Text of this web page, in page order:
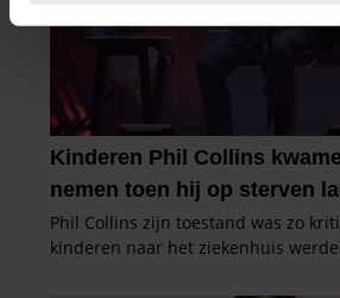
intrekken in de Cookieverklaring.
personaliseren, om functies voor
en om ons websiteverkeer te
informatie over uw gebruik van onze
partners voor social media,
partners kunnen deze gegevens
informatie die u aan ze heeft